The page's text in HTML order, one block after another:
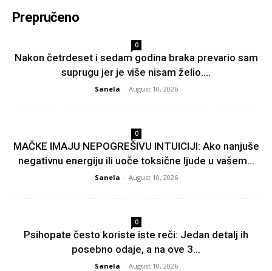
Prepručeno
0
Nakon četrdeset i sedam godina braka prevario sam
suprugu jer je više nisam želio....
Sanela - August 10, 2026
0
MAČKE IMAJU NEPOGREŠIVU INTUICIJI: Ako nanjuše
negativnu energiju ili uoče toksične ljude u vašem...
Sanela - August 10, 2026
0
Psihopate često koriste iste reči: Jedan detalj ih
posebno odaje, a na ove 3...
Sanela - August 10, 2026